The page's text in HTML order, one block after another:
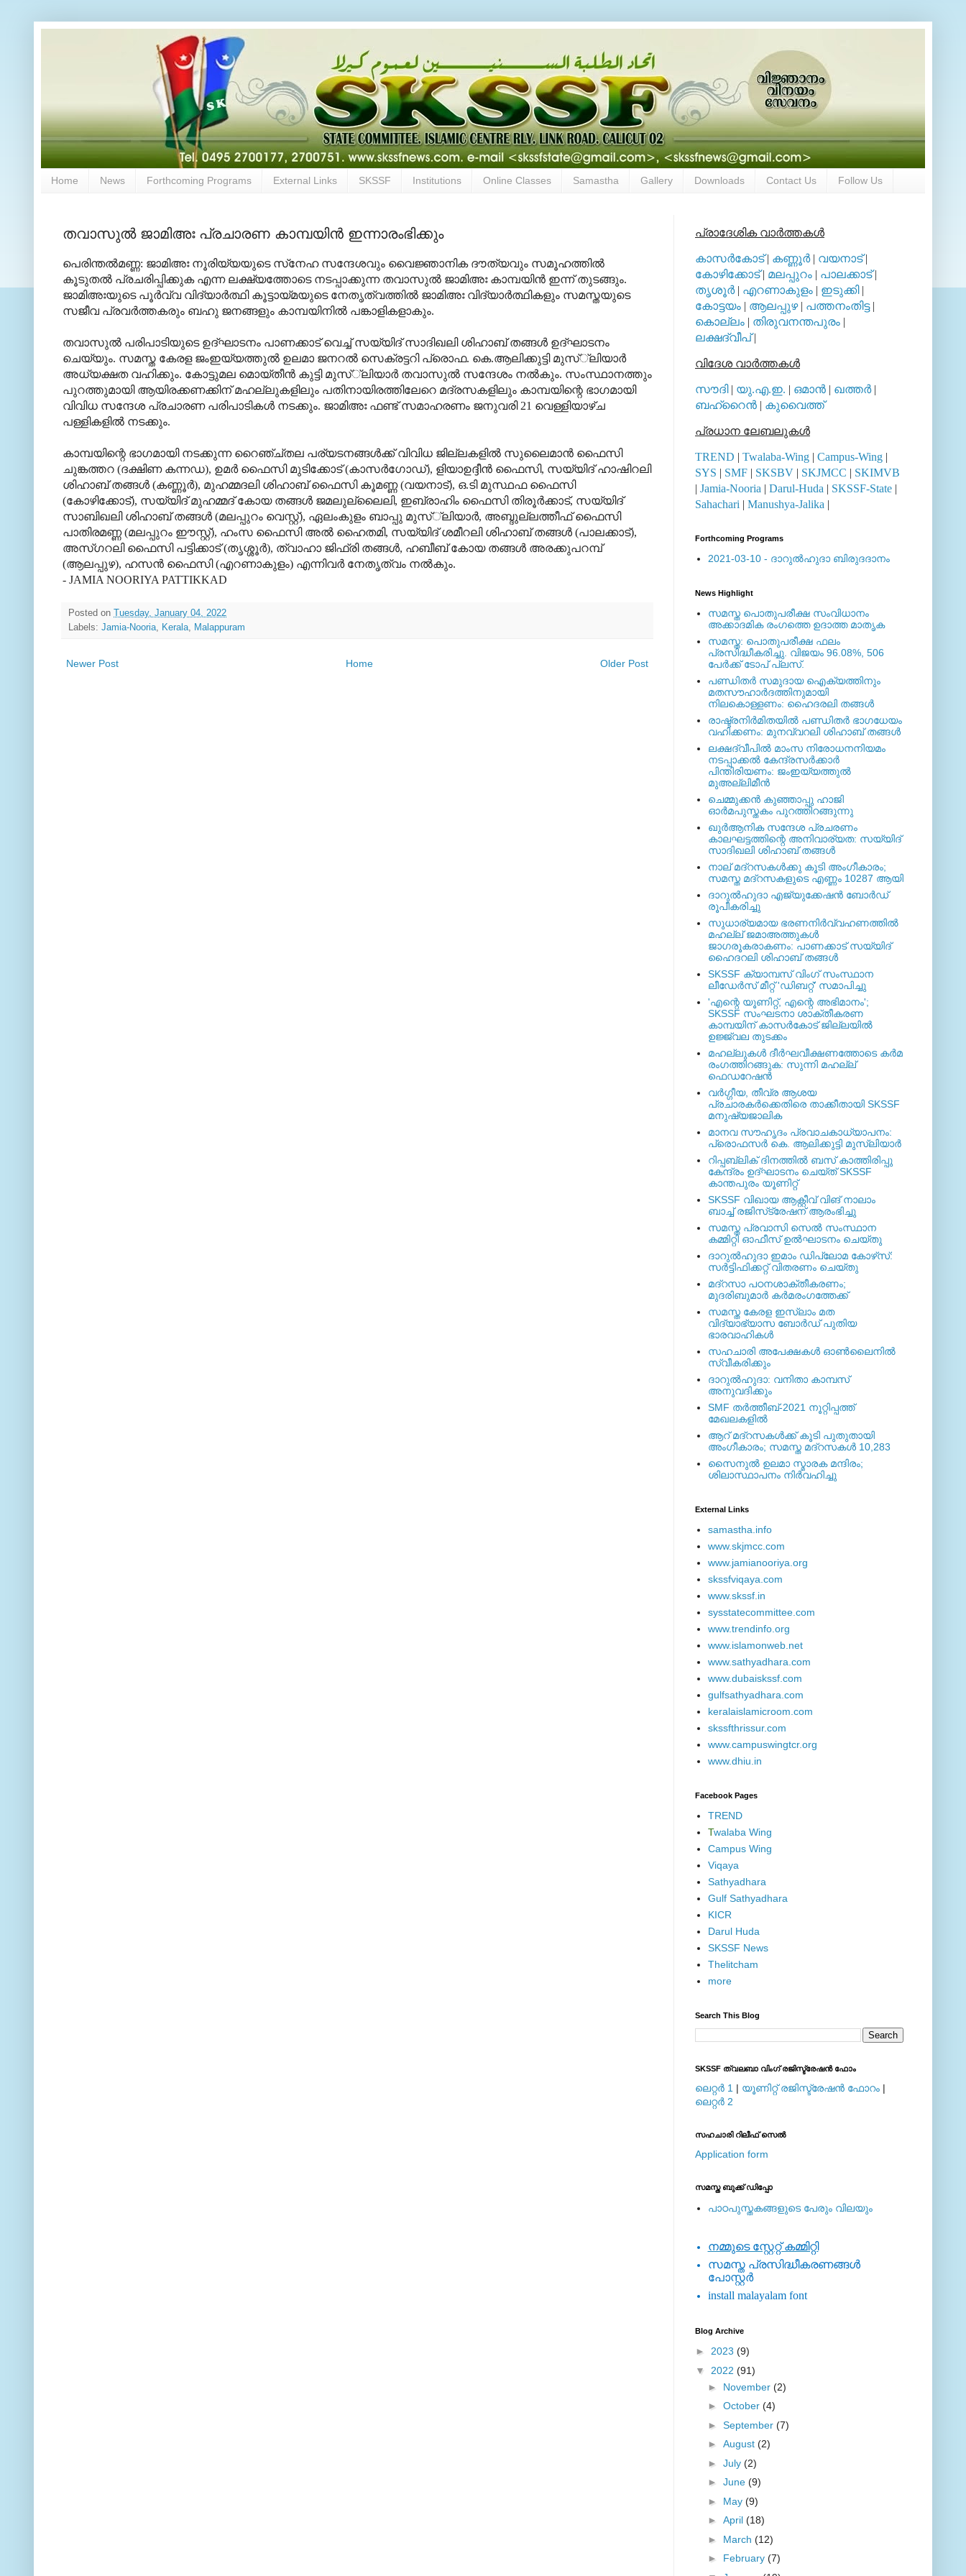
Home News Forthcoming Programs External Links SKSSF Institutions Online Classes Samastha Gallery Downloads Contact Us Follow Us
തവാസുല്‍ ജാമിഅഃ പ്രചാരണ കാമ്പയിന്‍ ഇന്നാരംഭിക്കും
പെരിന്തല്‍മണ്ണ: ജാമിഅഃ നൂരിയ്യയുടെ സ്‌നേഹ സന്ദേശവും വൈജ്ഞാനിക ദൗത്യവും സമൂഹത്തില്‍
കൂടുതല്‍ പ്രചരിപ്പിക്കുക എന്ന ലക്ഷ്യത്തോടെ നടപ്പാക്കുന്ന തവാസുല്‍ ജാമിഅഃ കാമ്പയിന്‍ ഇന്ന് തുടങ്ങും.
ജാമിഅഃയുടെ പൂര്‍വ്വ വിദ്യാര്‍ത്ഥി കൂട്ടായ്മയുടെ നേതൃത്വത്തില്‍ ജാമിഅഃ വിദ്യാര്‍ത്ഥികളും സമസ്തയുടെ
സജീവ പ്രവര്‍ത്തകരും ബഹു ജനങ്ങളും കാമ്പയിനില്‍ പങ്കാളികളാകും.
തവാസുല്‍ പരിപാടിയുടെ ഉദ്ഘാടനം പാണക്കാട് വെച്ച് സയ്യിദ് സാദിഖലി ശിഹാബ് തങ്ങള്‍ ഉദ്ഘാടനം
ചെയ്യും. സമസ്ത കേരള ജംഇയ്യത്തുല്‍ ഉലമാ ജനറല്‍ സെക്രട്ടറി പ്രൊഫ. കെ.ആലിക്കുട്ടി മുസ്്‌ലിയാര്‍
അധ്യക്ഷത വഹിക്കും. കോട്ടുമല മൊയ്തീന്‍ കുട്ടി മുസ്്‌ലിയാര്‍ തവാസുല്‍ സന്ദേശം നല്‍കും. സംസ്ഥാനത്തും
പുറത്തുമായി ആയിരക്കണക്കിന് മഹല്ലുകളിലും പതിനായിരത്തിലേറെ മദ്രസകളിലും കാമ്പയിന്റെ ഭാഗമായി
വിവിധ സന്ദേശ പ്രചാരണ പരിപാടികള്‍ നടക്കും. ജാമിഅഃ ഫണ്ട് സമാഹരണം ജനുവരി 21 വെള്ളിയാഴ്ച
പള്ളികളില്‍ നടക്കും.
കാമ്പയിന്റെ ഭാഗമായി നടക്കുന്ന റൈഞ്ച്തല പര്യടനങ്ങള്‍ക്ക് വിവിധ ജില്ലകളില്‍ സുലൈമാന്‍ ഫൈസി
ചുങ്കത്തറ (ദക്ഷിണ കന്നഡ), ഉമര്‍ ഫൈസി മുടിക്കോട് (കാസര്‍ഗോഡ്), ളിയാഉദ്ദീന്‍ ഫൈസി, സയ്യിദ് ഹാഷിറലി
ശിഹാബ് തങ്ങള്‍ (കണ്ണൂര്‍), മുഹമ്മദലി ശിഹാബ് ഫൈസി കൂമണ്ണ (വയനാട്), ഒ.ടി മുസ്ഥഫ ഫൈസി
(കോഴിക്കോട്), സയ്യിദ് മുഹമ്മദ് കോയ തങ്ങള്‍ ജമലുല്ലൈലി, ഇബ്രാഹിം ഫൈസി തിരൂര്‍ക്കാട്, സയ്യിദ്
സാബിഖലി ശിഹാബ് തങ്ങള്‍ (മലപ്പുറം വെസ്റ്റ്), ഏലംകുളം ബാപ്പു മുസ്്‌ലിയാര്‍, അബ്ദുല്ലത്തീഫ് ഫൈസി
പാതിരമണ്ണ (മലപ്പുറം ഈസ്റ്റ്), ഹംസ ഫൈസി അല്‍ ഹൈതമി, സയ്യിദ് ശമീറലി ശിഹാബ് തങ്ങള്‍ (പാലക്കാട്),
അസ്ഗറലി ഫൈസി പട്ടിക്കാട് (തൃശ്ശൂര്‍), ത്വാഹാ ജിഫ്രി തങ്ങള്‍, ഹബീബ് കോയ തങ്ങള്‍ അരക്കുപറമ്പ്
(ആലപ്പുഴ), ഹസന്‍ ഫൈസി (എറണാകുളം) എന്നിവര്‍ നേതൃത്വം നല്‍കും.
- JAMIA NOORIYA PATTIKKAD
Posted on Tuesday, January 04, 2022
Labels: Jamia-Nooria Kerala Malappuram
Newer Post Older Post
Home
പ്രാദേശിക വാര്‍ത്തകള്‍
കാസര്‍കോട്| കണ്ണൂര്‍| വയനാട്|
കോഴിക്കോട്| മലപ്പുറം | പാലക്കാട്|
തൃശൂര്‍| എറണാകുളം | ഇടുക്കി|
കോട്ടയം | ആലപ്പുഴ| പത്തനംതിട്ട|
കൊല്ലം | തിരുവനന്തപുരം |
ലക്ഷദ്വീപ്|
വിദേശ വാര്‍ത്തകള്‍
സൗദി| യു.എ.ഇ. | ഒമാന്‍ | ഖത്തര്‍|
ബഹ്റൈന്‍ | കുവൈത്ത്
പ്രധാന ലേബലുകള്‍
TREND | Twalaba-Wing | Campus-Wing |
SYS | SMF | SKSBV | SKJMCC | SKIMVB
| Jamia-Nooria | Darul-Huda | SKSSF-State |
Sahachari | Manushya-Jalika |
Forthcoming Programs
2021-03-10 - ദാറുല്‍ഹുദാ ബിരുദദാനം
News Highlight
സമസ്ത പൊതുപരീക്ഷ സംവിധാനം
അക്കാദമിക രംഗത്തെ ഉദാത്ത മാതൃക
സമസ്ത: പൊതുപരീക്ഷ ഫലം
പ്രസിദ്ധീകരിച്ചു. വിജയം 96.08%, 506
പേര്‍ക്ക് ടോപ് പ്ലസ്.
പണ്ഡിതര്‍ സമുദായ ഐക്യത്തിനും
മതസൗഹാര്‍ദത്തിനുമായി
നിലകൊള്ളണം: ഹൈദരലി തങ്ങള്‍
രാഷ്ട്രനിര്‍മിതയില്‍ പണ്ഡിതര്‍ ഭാഗധേയം
വഹിക്കണം: മുനവ്വറലി ശിഹാബ് തങ്ങള്‍
ലക്ഷദ്വീപില്‍ മാംസ നിരോധനനിയമം
നടപ്പാക്കല്‍ കേന്ദ്രസര്‍ക്കാര്‍
പിന്തിരിയണം: ജംഇയ്യത്തുല്‍
മുഅല്ലിമീന്‍
ചെമ്മുക്കന്‍ കുഞ്ഞാപ്പു ഹാജി
ഓര്‍മപുസ്തകം പുറത്തിറങ്ങുന്നു
ഖുര്‍ആനിക സന്ദേശ പ്രചരണം
കാലഘട്ടത്തിന്റെ അനിവാര്യത: സയ്യിദ്
സാദിഖലി ശിഹാബ് തങ്ങള്‍
നാല് മദ്‌റസകള്‍ക്കു കൂടി അംഗീകാരം;
സമസ്ത മദ്‌റസകളുടെ എണ്ണം 10287 ആയി
ദാറുല്‍ഹുദാ എജ്യുക്കേഷന്‍ ബോര്‍ഡ്
രൂപീകരിച്ചു
സുധാര്യമായ ഭരണനിര്‍വ്വഹണത്തില്‍
മഹല്ല് ജമാഅത്തുകള്‍
ജാഗരൂകരാകണം: പാണക്കാട് സയ്യിദ്
ഹൈദറലി ശിഹാബ് തങ്ങള്‍
SKSSF ക്യാമ്പസ് വിംഗ് സംസ്ഥാന
ലീഡേർസ് മീറ്റ് 'ഡിബറ്റ്' സമാപിച്ചു
'എന്റെ യൂണിറ്റ്, എന്റെ അഭിമാനം';
SKSSF സംഘടനാ ശാക്തീകരണ
കാമ്പയിന് കാസര്‍കോട് ജില്ലയില്‍
ഉജ്ജ്വല തുടക്കം
മഹല്ലുകള്‍ ദീര്‍ഘവീക്ഷണത്തോടെ കര്‍മ
രംഗത്തിറങ്ങുക: സുന്നി മഹല്ല്
ഫെഡറേഷന്‍
വര്‍ഗ്ഗീയ, തീവ്ര ആശയ
പ്രചാരകര്‍ക്കെതിരെ താക്കീതായി SKSSF
മനുഷ്യജാലിക
മാനവ സൗഹൃദം പ്രവാചകാധ്യാപനം:
പ്രൊഫസർ കെ. ആലിക്കുട്ടി മുസ്ലിയാർ
റിപ്പബ്ലിക് ദിനത്തില്‍ ബസ് കാത്തിരിപ്പു
കേന്ദ്രം ഉദ്ഘാടനം ചെയ്ത്‌ SKSSF
കാന്തപുരം യൂണിറ്റ്
SKSSF വിഖായ ആക്റ്റീവ് വിങ് നാലാം
ബാച്ച് രജിസ്‌ട്രേഷന് ആരംഭിച്ചു
സമസ്ത പ്രവാസി സെല്‍ സംസ്ഥാന
കമ്മിറ്റി ഓഫീസ് ഉല്‍ഘാടനം ചെയ്തു
ദാറുല്‍ഹുദാ ഇമാം ഡിപ്ലോമ കോഴ്‌സ്:
സര്‍ട്ടിഫിക്കറ്റ് വിതരണം ചെയ്തു
മദ്‌റസാ പഠനശാക്തീകരണം;
മുദരിബുമാര്‍ കര്‍മരംഗത്തേക്ക്
സമസ്ത കേരള ഇസ്ലാം മത
വിദ്യാഭ്യാസ ബോര്‍ഡ് പുതിയ
ഭാരവാഹികള്‍
സഹചാരി അപേക്ഷകൾ ഓൺലൈനിൽ
സ്വീകരിക്കും
ദാറുല്‍ഹുദാ: വനിതാ കാമ്പസ്
അനുവദിക്കും
SMF തര്‍ത്തീബ്-2021 നൂറ്റിപ്പത്ത്
മേഖലകളില്‍
ആറ് മദ്റസകള്‍ക്ക് കൂടി പുതുതായി
അംഗീകാരം; സമസ്ത മദ്റസകള്‍ 10,283
സൈനുല്‍ ഉലമാ സ്മാരക മന്ദിരം;
ശിലാസ്ഥാപനം നിര്‍വഹിച്ചു
External ‎Links
samastha.info
www.skjmcc.com
www.jamianooriya.org
skssfviqaya.com
www.skssf.in
sysstatecommittee.com
www.trendinfo.org
www.islamonweb.net
www.sathyadhara.com
www.dubaiskssf.com
gulfsathyadhara.com
keralaislamicroom.com
skssfthrissur.com
www.campuswingtcr.org
www.dhiu.in
Facebook Pages
TREND
Twalaba Wing
Campus Wing
Viqaya
Sathyadhara
Gulf Sathyadhara
KICR
Darul Huda
SKSSF News
Thelitcham
more
Search This Blog
SKSSF ത്വലബാ വിംഗ് രജിസ്ട്രേഷന്‍ ഫോം
ലെറ്റര്‍ 1 | യൂണിറ്റ് രജിസ്ട്രേഷന്‍ ഫോറം |
ലെറ്റര്‍ 2
സഹചാരി റിലീഫ് സെല്‍
Application form
സമസ്ത ബുക്ക് ഡിപ്പോ
പാഠപുസ്തകങ്ങളുടെ പേരും വിലയും
നമ്മുടെ സ്റ്റേറ്റ് കമ്മിറ്റി
സമസ്ത പ്രസിദ്ധീകരണങ്ങള്‍
പോസ്റ്റര്‍
install malayalam font
Blog Archive
► 2023 (9)
▼ 2022 (91)
► November (2)
► October (4)
► September (7)
► August (2)
► July (2)
► June (9)
► May (9)
► April (18)
► March (12)
► February (7)